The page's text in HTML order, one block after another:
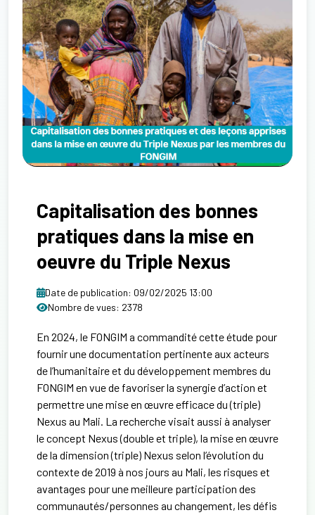
Capitalisation des bonnes
pratiques dans la mise en
oeuvre du Triple Nexus
Date de publication: 09/02/2025 13:00
Nombre de vues: 2378
En 2024, le FONGIM a commandité cette étude pour
fournir une documentation pertinente aux acteurs
de l’humanitaire et du développement membres du
FONGIM en vue de favoriser la synergie d’action et
permettre une mise en œuvre efficace du (triple)
Nexus au Mali. La recherche visait aussi à analyser
le concept Nexus (double et triple), la mise en œuvre
de la dimension (triple) Nexus selon l’évolution du
contexte de 2019 à nos jours au Mali, les risques et
avantages pour une meilleure participation des
communautés/personnes au changement, les défis